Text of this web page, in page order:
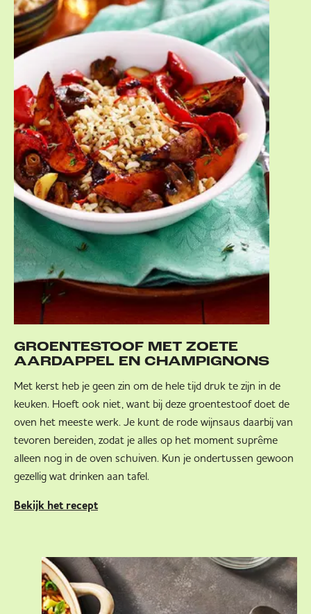
GROENTESTOOF MET ZOETE
AARDAPPEL EN CHAMPIGNONS
Met kerst heb je geen zin om de hele tijd druk te zijn in de
keuken. Hoeft ook niet, want bij deze groentestoof doet de
oven het meeste werk. Je kunt de rode wijnsaus daarbij van
tevoren bereiden, zodat je alles op het moment suprême
alleen nog in de oven schuiven. Kun je ondertussen gewoon
gezellig wat drinken aan tafel.
Bekijk het recept